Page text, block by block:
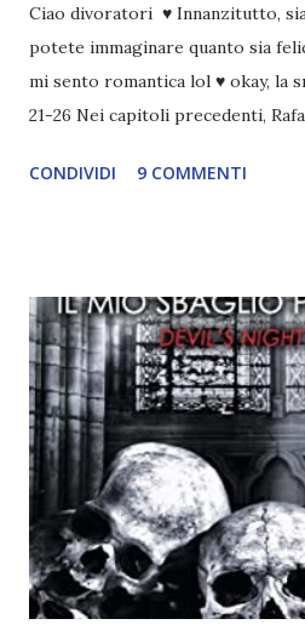
Ciao divoratori ♥ Innanzitutto,
potete immaginare quanto sia
mi sento romantica lol ♥ okay, la
21-26 Nei capitoli precedenti,
incontrano e Hesediel mostra
angelo puro, Elemiah. Ma, a
l'angelo non ha intenzione di
per avvertili che Mikael non è
credono e che potrebbe aver
Rafael. A quelle parole, Haniel
nell'appartamento, senza risultati.
chiesetta. Lì trovano Rafael alle
ma questa volta ...
CONDIVIDI 9 COMMENTI